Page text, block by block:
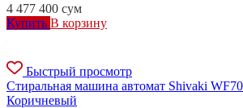
4 477 400 сум
Купить В корзину
Быстрый просмотр
Стиральная машина автомат Shivaki
Коричневый